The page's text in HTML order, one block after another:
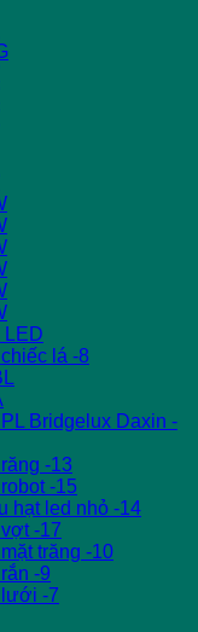
lá -8
Bridgelux Daxin -
-13
-15
hạt led nhỏ -14
-17
trăng -10
-9
-7